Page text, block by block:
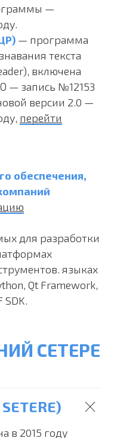
—
— программа
текста
включена
— запись №12153
версии 2.0 —
перейти
обеспечения,
для разработки
языках
Qt Framework,
SDK.
СЕТЕРЕ
в 2015 году